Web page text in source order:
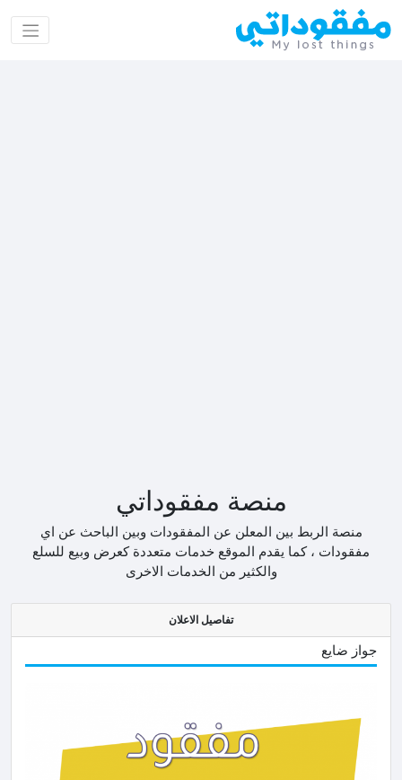
منصة مفقوداتي
منصة الربط بين المعلن عن المفقودات وبين الباحث عن اي
مفقودات ، كما يقدم الموقع خدمات متعددة كعرض وبيع للسلع
والكثير من الخدمات الاخرى
تفاصيل الاعلان
جواز ضايع